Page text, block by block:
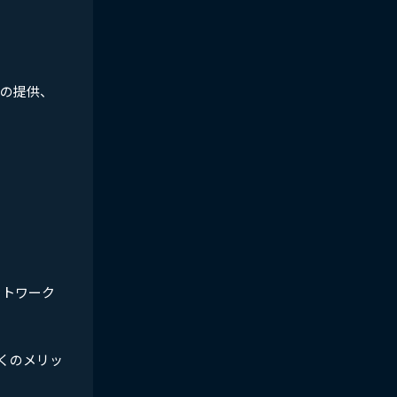
提供、
ワーク
のメリッ